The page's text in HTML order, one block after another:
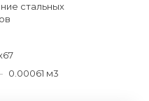
стальных
0.00061 м3